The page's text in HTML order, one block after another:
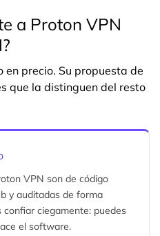
a Proton VPN
en precio. Su propuesta de
que la distinguen del resto
VPN son de código
y auditadas de forma
ciegamente: puedes
el software.